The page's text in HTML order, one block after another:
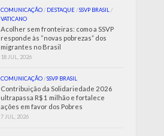
COMUNICAÇÃO / DESTAQUE /SSVP BRASIL /
VATICANO
Acolher sem fronteiras: como a SSVP
responde às “novas pobrezas” dos
migrantes no Brasil
18 JUL, 2026
COMUNICAÇÃO /SSVP BRASIL
Contribuição da Solidariedade 2026
ultrapassa R$ 1 milhão e fortalece
ações em favor dos Pobres
7 JUL, 2026